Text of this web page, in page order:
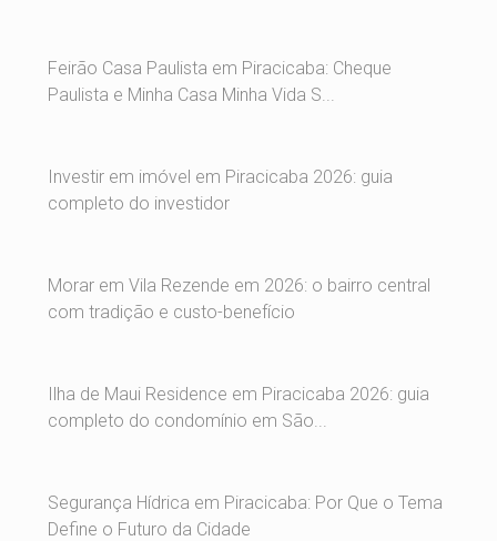
Feirão Casa Paulista em Piracicaba: Cheque
Paulista e Minha Casa Minha Vida S...
Investir em imóvel em Piracicaba 2026: guia
completo do investidor
Morar em Vila Rezende em 2026: o bairro central
com tradição e custo-benefício
Ilha de Maui Residence em Piracicaba 2026: guia
completo do condomínio em São...
Segurança Hídrica em Piracicaba: Por Que o Tema
Define o Futuro da Cidade